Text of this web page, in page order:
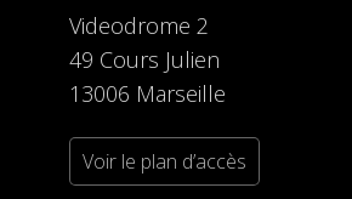
Videodrome 2
49 Cours Julien
13006 Marseille
Voir le plan d’accès